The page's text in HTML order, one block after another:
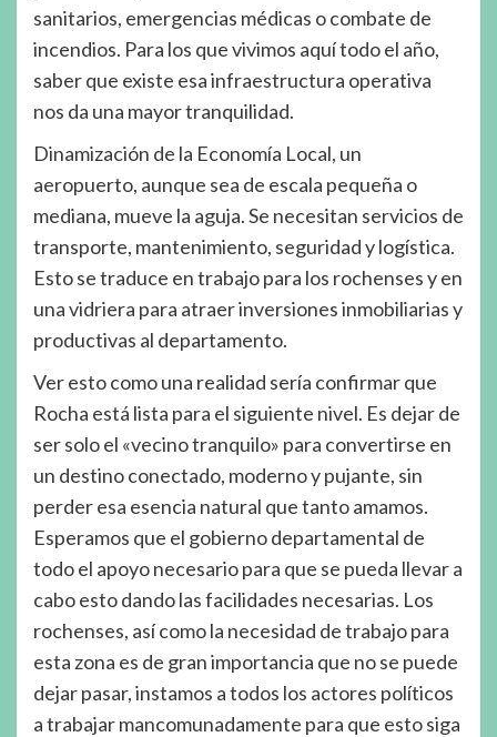
sanitarios, emergencias médicas o combate de
incendios. Para los que vivimos aquí todo el año,
saber que existe esa infraestructura operativa
nos da una mayor tranquilidad.
Dinamización de la Economía Local, un
aeropuerto, aunque sea de escala pequeña o
mediana, mueve la aguja. Se necesitan servicios de
transporte, mantenimiento, seguridad y logística.
Esto se traduce en trabajo para los rochenses y en
una vidriera para atraer inversiones inmobiliarias y
productivas al departamento.
Ver esto como una realidad sería confirmar que
Rocha está lista para el siguiente nivel. Es dejar de
ser solo el «vecino tranquilo» para convertirse en
un destino conectado, moderno y pujante, sin
perder esa esencia natural que tanto amamos.
Esperamos que el gobierno departamental de
todo el apoyo necesario para que se pueda llevar a
cabo esto dando las facilidades necesarias. Los
rochenses, así como la necesidad de trabajo para
esta zona es de gran importancia que no se puede
dejar pasar, instamos a todos los actores políticos
a trabajar mancomunadamente para que esto siga